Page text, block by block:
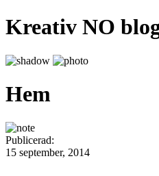
Kreativ NO
Hem
Publicerad:
15 september, 2014